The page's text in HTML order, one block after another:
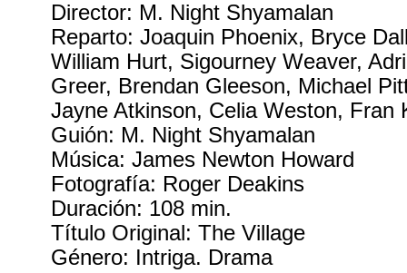
Director: M. Night Shyamalan
Reparto: Joaquin Phoenix, Bryce
William Hurt, Sigourney Weaver,
Greer, Brendan Gleeson, Michael
Jayne Atkinson, Celia Weston, Fran
Guión: M. Night Shyamalan
Música: James Newton Howard
Fotografía: Roger Deakins
Duración: 108 min.
Título Original: The Village
Género: Intriga. Drama